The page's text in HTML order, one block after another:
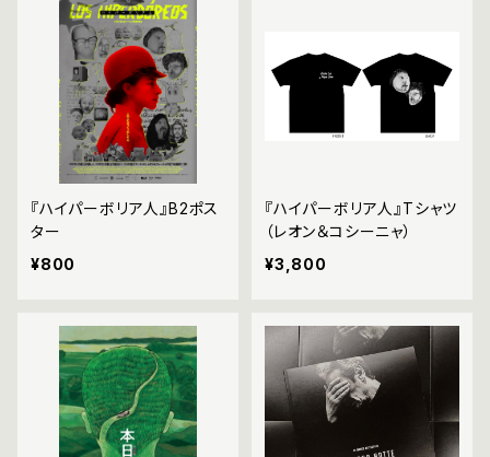
『ハイパーボリア人』B2ポス
ター
¥800
『ハイパーボリア人』Tシャツ
（レオン＆コシーニャ）
¥3,800